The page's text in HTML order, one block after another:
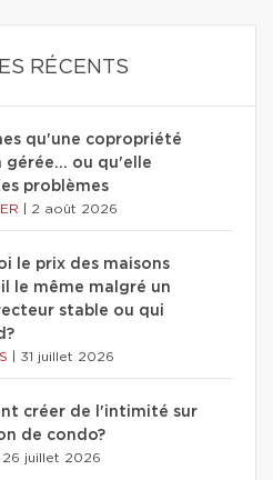
RÉCENTS
qu'une copropriété
gérée… ou qu'elle
problèmes
2 août 2026
le prix des maisons
le même malgré un
stable ou qui
31 juillet 2026
créer de l'intimité sur
de condo?
26 juillet 2026